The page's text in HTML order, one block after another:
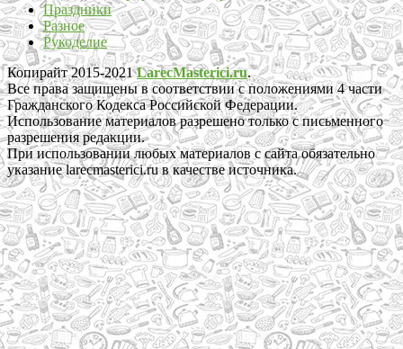
Праздники
Разное
Рукоделие
Копирайт 2015-2021LarecMasterici.ru.
Все права защищены в соответствии с положениями 4 части
Гражданского Кодекса Российской Федерации.
Использование материалов разрешено только с письменного
разрешения редакции.
При использовании любых материалов с сайта обязательно
указание larecmasterici.ru в качестве источника.